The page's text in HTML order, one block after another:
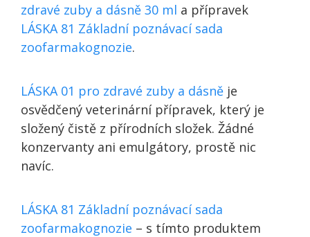
zdravé zuby a dásně 30 ml a přípravek
LÁSKA 81 Základní poznávací sada
zoofarmakognozie.
LÁSKA 01 pro zdravé zuby a dásně je
osvědčený veterinární přípravek, který je
složený čistě z přírodních složek. Žádné
konzervanty ani emulgátory, prostě nic
navíc.
LÁSKA 81 Základní poznávací sada
zoofarmakognozie – s tímto produktem